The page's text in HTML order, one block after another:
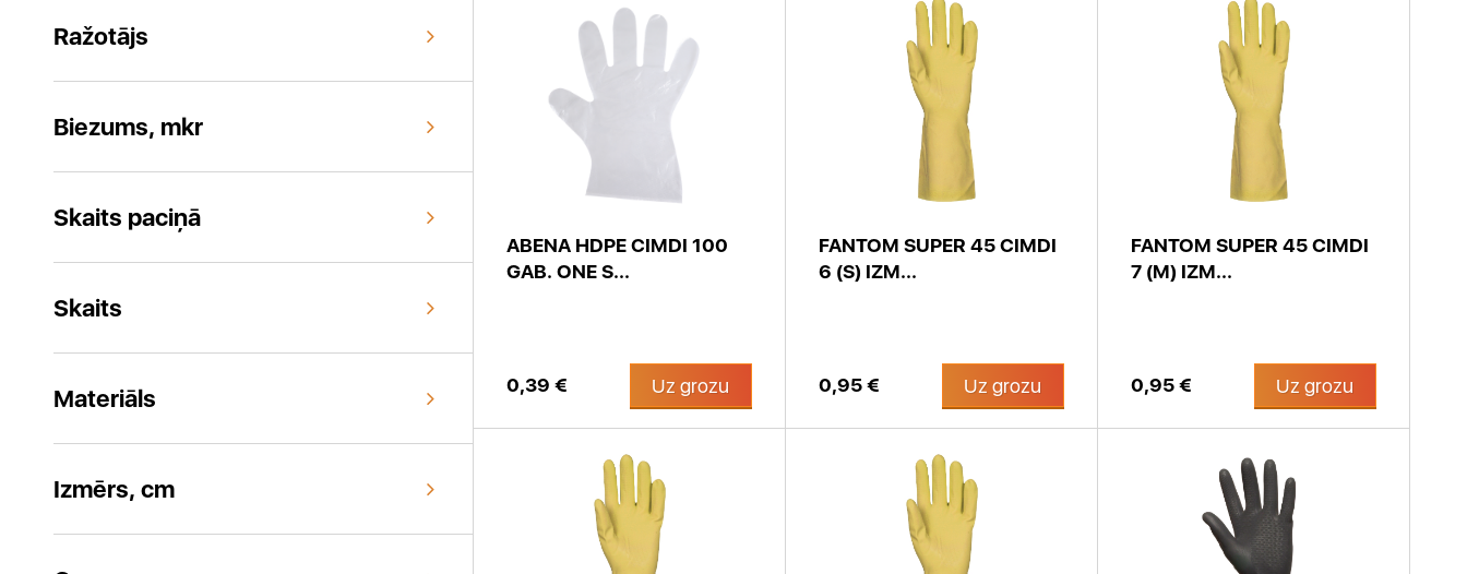
Ražotājs
Biezums, mkr
Skaits paciņā
Skaits
Materiāls
Izmērs, cm
ABENA HDPE CIMDI 100
GAB. ONE S...
0,39 € Uz grozu
FANTOM SUPER 45 CIMDI
6 (S) IZM...
0,95 € Uz grozu
FANTOM SUPER 45 CIMDI
7 (M) IZM...
0,95 € Uz grozu